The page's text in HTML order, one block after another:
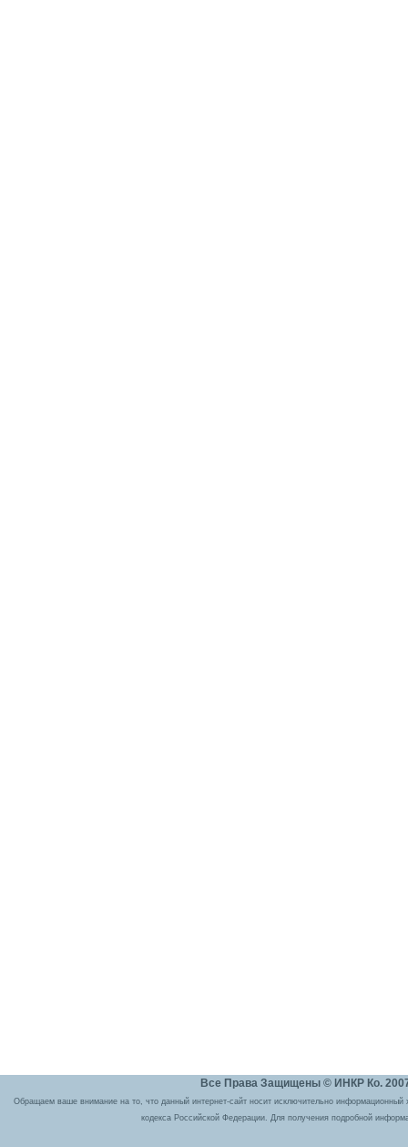
Все Права Защищены © ИНКР Ко.
Обращаем ваше внимание на то, что данный интернет-сайт носит исключительно
кодекса Российской Федерации. Для получения подробной